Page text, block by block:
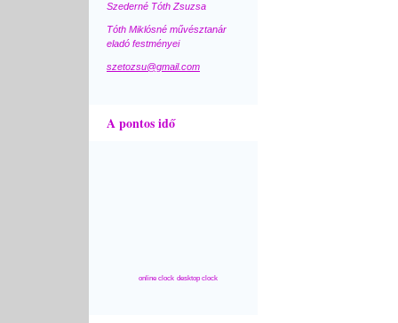
Szederné Tóth Zsuzsa
Tóth Miklósné művésztanár
eladó festményei
szetozsu@gmail.com
A pontos idő
online clock desktop clock